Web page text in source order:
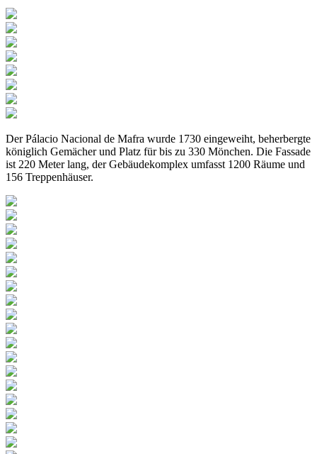
Der Pálacio Nacional de Mafra wurde 1730 eingeweiht, beherbergte
königlich Gemächer und Platz für bis zu 330 Mönchen. Die Fassade
ist 220 Meter lang, der Gebäudekomplex umfasst 1200 Räume und
156 Treppenhäuser.